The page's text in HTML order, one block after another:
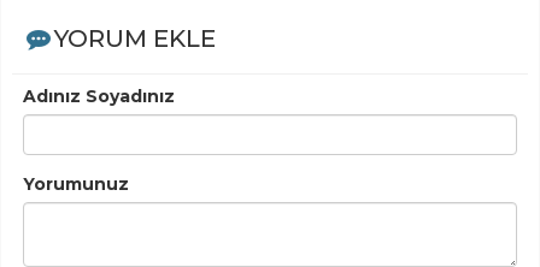
YORUM EKLE
Adınız Soyadınız
Yorumunuz